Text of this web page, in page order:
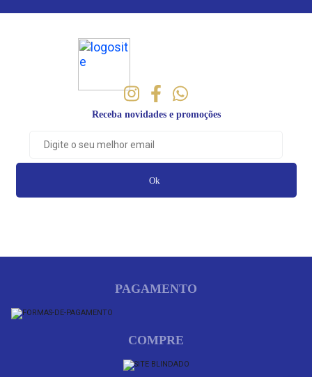
Receba novidades e promoções
Ok
PAGAMENTO
COMPRE
a gente usa cookies para personalizar anúncios e melhorar a
sua experiência no site. Ao continuar navegando, você concorda com a